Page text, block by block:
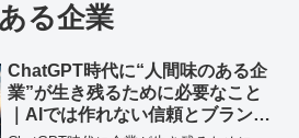
る企業
ChatGPT時代に“人間味のある企
業”が生き残るために必要なこと
｜AIでは作れない信頼とブランド